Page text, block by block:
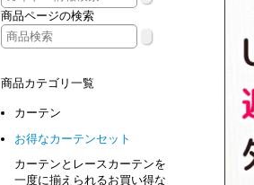
商品ページの検索
商品カテゴリ一覧
カーテン
お得なカーテンセット
カーテンとレースカーテンを
一度に揃えられるお買い得な